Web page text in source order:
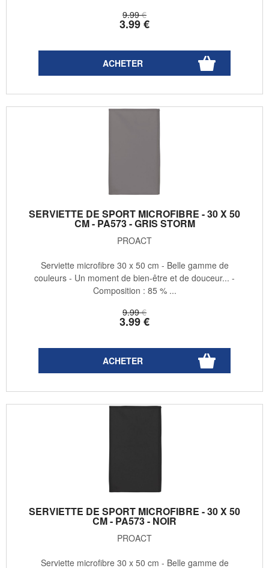
9.99 €
3.99€
SERVIETTE DE SPORT MICROFIBRE - 30 X 50
CM - PA573 - GRIS STORM
PROACT
9.99 €
3.99€
Serviette microfibre 30 x 50 cm - Belle gamme de
couleurs - Un moment de bien-être et de douceur... -
Composition : 85 % ...
SERVIETTE DE SPORT MICROFIBRE - 30 X 50
CM - PA573 - NOIR
PROACT
Serviette microfibre 30 x 50 cm - Belle gamme de